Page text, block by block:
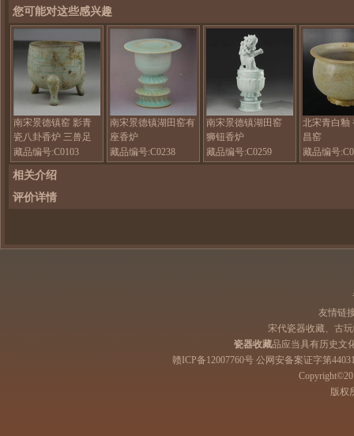
您可能对这些感兴趣
南宋景德镇窑 影青
瓷八卦香炉 三兽足
藏品编号:C0103
南宋景德镇湖田窑有
座香炉
藏品编号:C0238
南宋景德镇湖田窑
狮钮香炉
藏品编号:C0259
北宋青白釉
昌窑
藏品编号
相关介绍
评价详情
友情链
宋代瓷器收藏、古
瓷器收藏品应当具有历史文
赣ICP备12007760号 公网安备案证字第
版权